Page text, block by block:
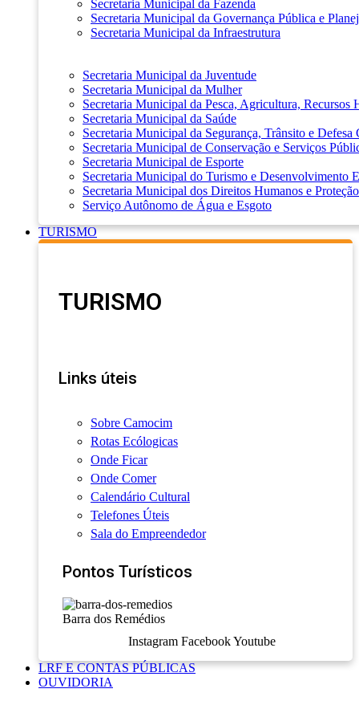
Secretaria Municipal da Fazenda
Secretaria Municipal da Governança Pública e
Secretaria Municipal da Infraestrutura
Secretaria Municipal da Juventude
Secretaria Municipal da Mulher
Secretaria Municipal da Pesca, Agricultura, Recursos
Secretaria Municipal da Saúde
Secretaria Municipal da Segurança, Trânsito e Defesa
Secretaria Municipal de Conservação e Serviços
Secretaria Municipal de Esporte
Secretaria Municipal do Turismo e Desenvolvimento
Secretaria Municipal dos Direitos Humanos e
Serviço Autônomo de Água e Esgoto
TURISMO
TURISMO
Links úteis
Sobre Camocim
Rotas Ecólogicas
Onde Ficar
Onde Comer
Calendário Cultural
Telefones Úteis
Sala do Empreendedor
Pontos Turísticos
Barra dos Remédios
Instagram Facebook Youtube
LRF E CONTAS PÚBLICAS
OUVIDORIA